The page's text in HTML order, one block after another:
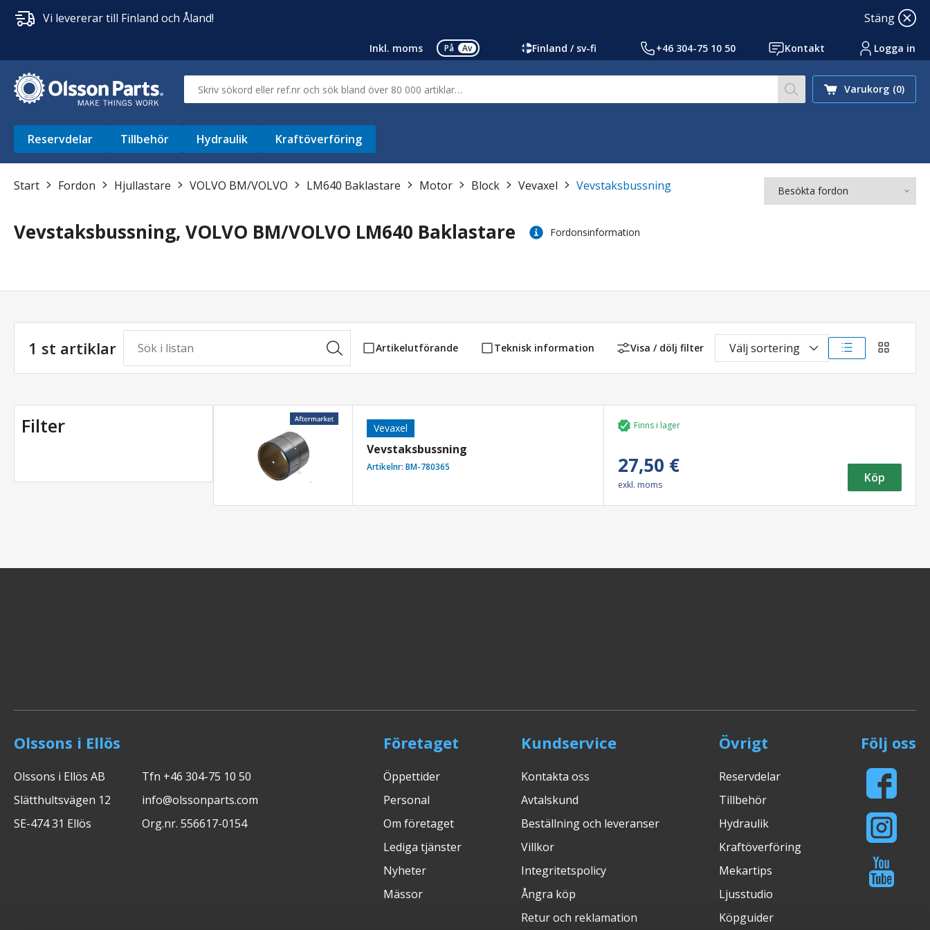
Vi levererar till Finland och Åland! Stäng
Inkl. moms På Av Finland / sv-fi +46 304-75 10 50 Kontakt Logga in
Skriv sökord eller
Varukorg (0)
Reservdelar Tillbehör Hydraulik Kraftöverföring
Start Fordon Hjullastare VOLVO BM/VOLVO LM640 Baklastare Motor Block Vevaxel Vevstaksbussning Besökta fordon
Vevstaksbussning, VOLVO BM/VOLVO LM640 Baklastare Fordonsinformation
1 st artiklar Artikelutförande Teknisk information Visa / dölj filter Välj sortering
Listvy
Filter Vevaxel
Vevstaksbussning
Artikelnr:BM-780365
Finns i lager
27,50 €
exkl. moms Köp
Olssons i Ellös
Olssons i Ellös AB
Slätthultsvägen 12
SE-474 31 Ellös
Tfn +46 304-75 10 50
info@olssonparts.com
Org.nr. 556617-0154
Företaget
Öppettider
Personal
Om företaget
Lediga tjänster
Nyheter
Mässor
Kundservice
Kontakta oss
Avtalskund
Beställning och leveranser
Villkor
Integritetspolicy
Ångra köp
Retur och reklamation
Övrigt
Reservdelar
Tillbehör
Hydraulik
Kraftöverföring
Mekartips
Ljusstudio
Köpguider
Följ oss